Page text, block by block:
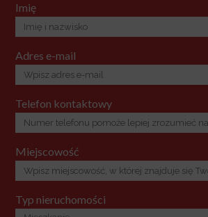
Imię
Adres e-mail
Telefon kontaktowy
Miejscowość
Typ nieruchomości